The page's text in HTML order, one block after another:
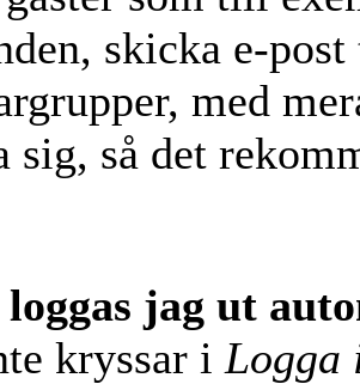
skicka e-
med
sig, så det
jag ut
kryssar i Logga